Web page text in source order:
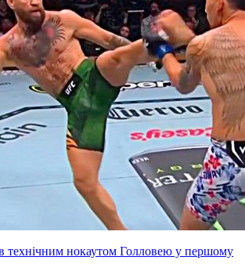
технічним нокаутом Голловею у першому